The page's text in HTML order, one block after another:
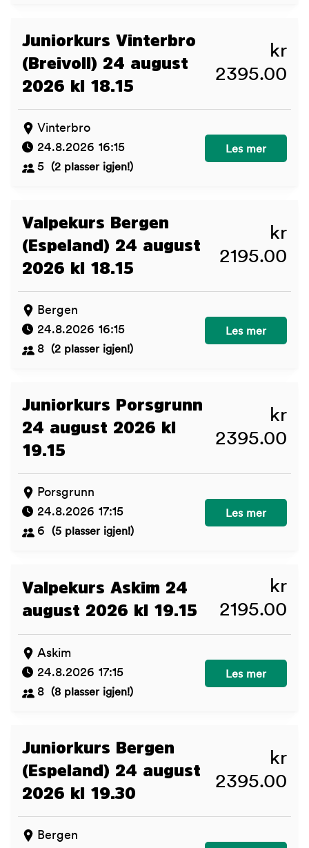
Juniorkurs Vinterbro
(Breivoll) 24 august
2026 kl 18.15
kr
2395.00
Vinterbro
24.8.2026 16:15
5
(2 plasser igjen!)
Juniorkurs
Les mer
Valpekurs Bergen
(Espeland) 24 august
2026 kl 18.15
kr
2195.00
Bergen
24.8.2026 16:15
8
(2 plasser igjen!)
Valpekurs
Les mer
Juniorkurs Porsgrunn
24 august 2026 kl
19.15
kr
2395.00
Porsgrunn
24.8.2026 17:15
6
(5 plasser igjen!)
Juniorkurs
Les mer
Valpekurs Askim 24
august 2026 kl 19.15
kr
2195.00
Askim
24.8.2026 17:15
8
(8 plasser igjen!)
Valpekurs
Les mer
Juniorkurs Bergen
(Espeland) 24 august
2026 kl 19.30
kr
2395.00
Bergen